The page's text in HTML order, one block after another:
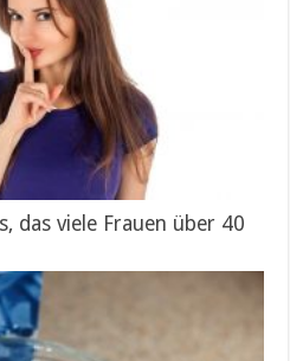
das viele Frauen über 40